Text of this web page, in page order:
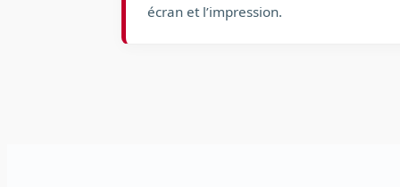
écran et l’impression.